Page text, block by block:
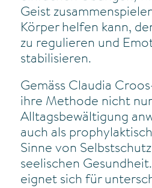
Geist
Körper helfen kann,
zu regulieren und
stabilisieren.
Gemäss Claudia
ihre Methode nicht
Alltagsbewältigung
auch als
Sinne von
seelischen
eignet sich für